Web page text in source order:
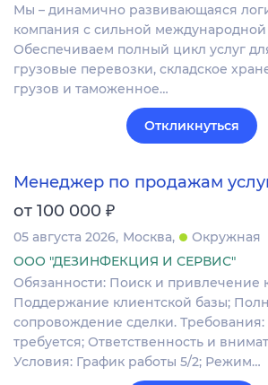
Мы – динамично развивающаяся
компания с сильной международной
Обеспечиваем полный цикл услуг
грузовые перевозки, складское
грузов и таможенное…
Откликнуться
Менеджер по продажам
от 100 000 ₽
05 августа 2026 Москва
Окружная
ООО "ДЕЗИНФЕКЦИЯ И СЕРВИС"
Обязанности: Поиск и привлечение
Поддержание клиентской базы;
сопровождение сделки.
требуется; Ответственность и
Условия: График работы 5/2; Режим…